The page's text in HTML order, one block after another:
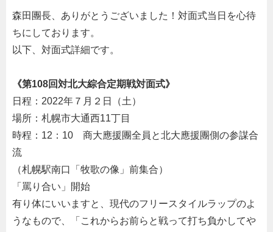
森田團長、ありがとうございました！対面式当日を心待
ちにしております。
以下、対面式詳細です。
《第108回対北大綜合定期戦対面式》
日程： 2022年７月２日（土）
場所：札幌市大通西11丁目
時程： 12 ： 10 商大應援團全員と北大應援團側の参謀合
流
（札幌駅南口「牧歌の像」前集合）
「罵り合い」開始
有り体にいいますと、現代のフリースタイルラップのよ
うなもので、「これからお前らと戦って打ち負かしてや